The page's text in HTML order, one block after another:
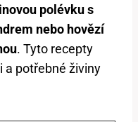
⁣polévku s
⁤nebo hovězí
.⁤ Tyto recepty
a potřebné živiny